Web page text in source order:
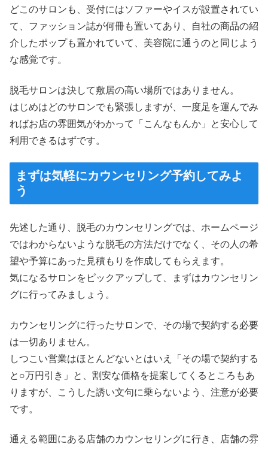
どこのサロンも、受付にはソファーやイスが設置されてい
て、ファッション誌が何冊も置いてあり、自社の商品の紹
介したポップも置かれていて、美容院に通うのと同じよう
な感覚です。
脱毛サロンは決して敷居の高い場所ではありません。
はじめはどのサロンでも緊張しますが、一度足を運んでみ
ればお店の雰囲気がわかって「こんなもんか」と安心して
利用できるはずです。
まずは気軽にカウンセリング予約してみよ
う
先述した通り、脱毛のカウンセリングでは、ホームページ
ではわからないような脱毛の方法だけでなく、その人の希
望や予算にあった見積もりを作成してもらえます。
気になるサロンをピックアップして、まずはカウンセリン
グに行ってみましょう。
カウンセリングに行ったサロンで、その場で契約する必要
は一切ありません。
しつこい営業はほとんどないとはいえ「その場で契約する
と○万円引き」と、割安な価格を提案してくるところもあ
りますが、こうした誘い文句に乗らないよう、注意が必要
です。
通える範囲にある店舗のカウンセリングに行き、店舗の雰